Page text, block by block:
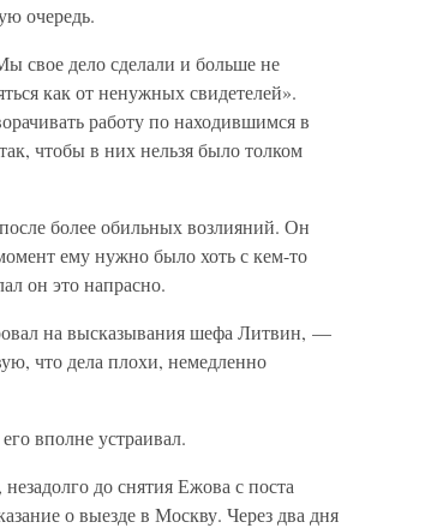
очередь.
свое дело сделали и больше не
как от ненужных свидетелей».
работу по находившимся в
чтобы в них нельзя было толком
более обильных возлияний. Он
ему нужно было хоть с кем-то
он это напрасно.
на высказывания шефа Литвин, —
что дела плохи, немедленно
вполне устраивал.
до снятия Ежова с поста
о выезде в Москву. Через два дня